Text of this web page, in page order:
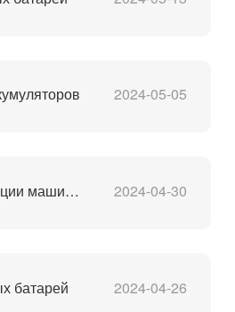
2024-05-05
Солнечные фотоэлектрические панели утилизации машина цена 2024-04-30
батарей 2024-04-26